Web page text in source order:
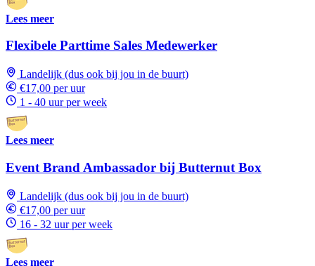
Lees meer
Flexibele Parttime Sales Medewerker
Landelijk (dus ook bij jou in de buurt)
€17,00 per uur
1 - 40 uur per week
Lees meer
Event Brand Ambassador bij Butternut Box
Landelijk (dus ook bij jou in de buurt)
€17,00 per uur
16 - 32 uur per week
Lees meer